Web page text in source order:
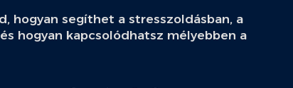
hogyan segíthet a stresszoldásban, a
hogyan kapcsolódhatsz mélyebben a